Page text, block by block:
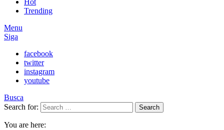
Hot
Trending
Menu
Siga
facebook
twitter
instagram
youtube
Busca
Search for:
Search
You are here: